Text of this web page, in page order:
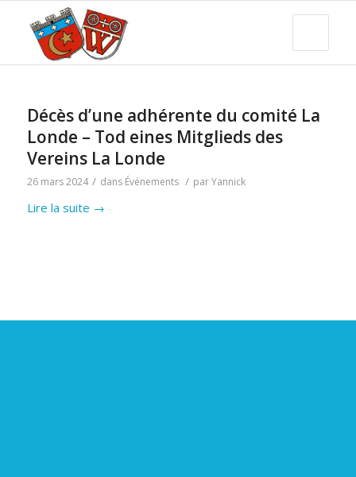
Décès d’une adhérente du comité La
Londe – Tod eines Mitglieds des
Vereins La Londe
26 mars 2024 / dans Événements / parYannick
Lire la suite →